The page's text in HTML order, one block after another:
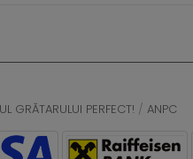
GRĂTARULUI PERFECT! / ANPC